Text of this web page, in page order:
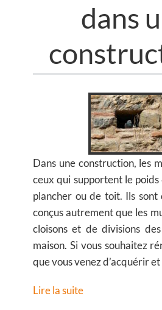
dans
Dans une construction, les
ceux qui supportent le
plancher ou de toit. Ils
conçus autrement que les
cloisons et de divisions
maison. Si vous souhaitez
que vous venez d’acquérir
Lire la suite